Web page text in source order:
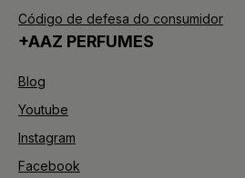
Código de defesa do consumidor
+AAZ PERFUMES
Blog
Youtube
Instagram
Facebook